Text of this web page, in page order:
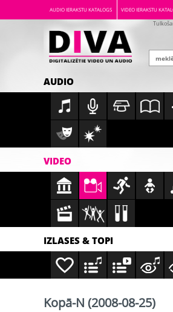
AUDIO IERAKSTU KATALOGS VIDEO IERAKSTU
AUDIO
VIDEO
IZLASES & TOPI
Kopā-N (2008-08-25)